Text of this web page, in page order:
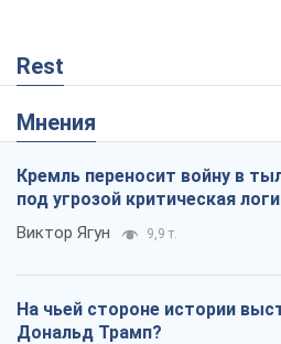
Rest
Мнения
Кремль переносит войну в
под угрозой критическая
Виктор Ягун 9,9 т.
На чьей стороне истории
Дональд Трамп?